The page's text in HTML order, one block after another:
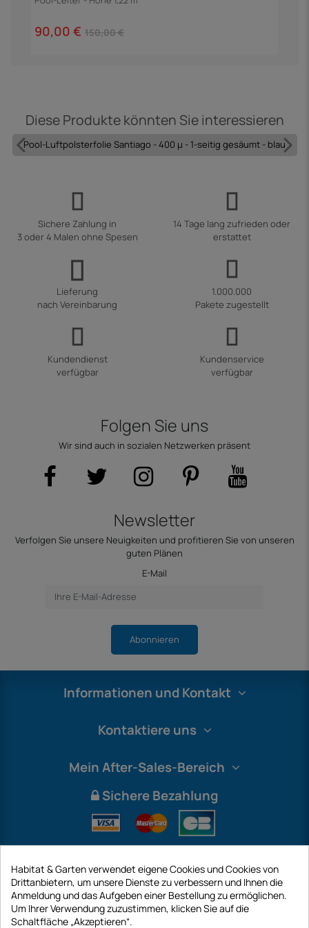
90,00 € 150,00 €
Diese Produkte könnten Sie interessieren
Pool-Luftpolsterfolie Santiago - 400 µ - 1-seitig gesäumt - blau
Sichere Zahlung in
3 oder 4 Malen ohne Spesen
14 Tage lang zufrieden oder
erstattet
Lieferung
nach Vereinbarung
1.000.000
Pakete zugestellt
Kundendienst
verfügbar
Kundenservice
verfügbar
Folgen Sie uns
Wir sind auch in sozialen Netzwerken präsent
Newsletter
Verfolgen Sie unsere Neuigkeiten und profitieren Sie von unseren
guten Plänen
E-Mail
Abonnieren
Informationen und Kontakt
Kontaktiere uns
Mein After-Sales-Bereich
Sichere Bezahlung
Habitat & Garten verwendet eigene Cookies und Cookies von
Drittanbietern, um unsere Dienste zu verbessern und Ihnen die
Anmeldung und das Aufgeben einer Bestellung zu ermöglichen.
Um Ihrer Verwendung zuzustimmen, klicken Sie auf die
Schaltfläche „Akzeptieren“.